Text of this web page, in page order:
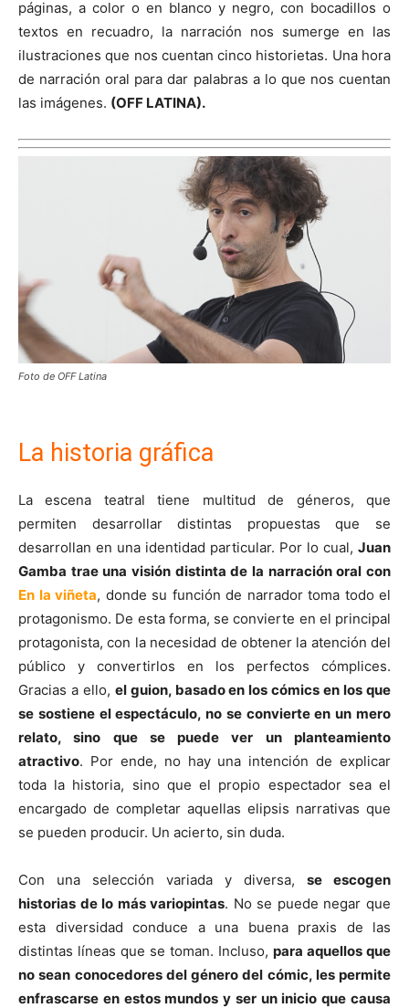
páginas, a color o en blanco y negro, con bocadillos o
textos en recuadro, la narración nos sumerge en las
ilustraciones que nos cuentan cinco historietas. Una hora
de narración oral para dar palabras a lo que nos cuentan
las imágenes. (OFF LATINA).
Foto de OFF Latina
La historia gráfica
La escena teatral tiene multitud de géneros, que
permiten desarrollar distintas propuestas que se
desarrollan en una identidad particular. Por lo cual, Juan
Gamba trae una visión distinta de la narración oral con
En la viñeta, donde su función de narrador toma todo el
protagonismo. De esta forma, se convierte en el principal
protagonista, con la necesidad de obtener la atención del
público y convertirlos en los perfectos cómplices.
Gracias a ello, el guion, basado en los cómics en los que
se sostiene el espectáculo, no se convierte en un mero
relato, sino que se puede ver un planteamiento
atractivo. Por ende, no hay una intención de explicar
toda la historia, sino que el propio espectador sea el
encargado de completar aquellas elipsis narrativas que
se pueden producir. Un acierto, sin duda.
Con una selección variada y diversa, se escogen
historias de lo más variopintas. No se puede negar que
esta diversidad conduce a una buena praxis de las
distintas líneas que se toman. Incluso, para aquellos que
no sean conocedores del género del cómic, les permite
enfrascarse en estos mundos y ser un inicio que causa